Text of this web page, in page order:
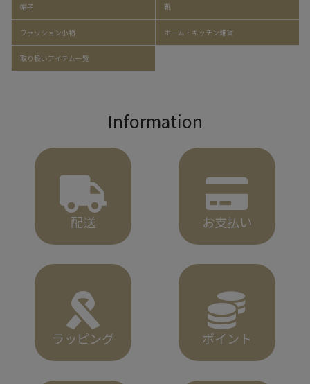
帽子 靴
ファッション小物 ホーム・キッチン雑貨
取り扱いアイテム一覧
Information
配送 お支払い
ラッピング ポイント